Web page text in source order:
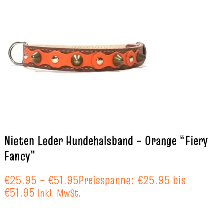
Nieten Leder Hundehalsband – Orange “Fiery
Fancy”
€25.95 – €51.95Preisspanne: €25.95 bis
€51.95 Inkl. MwSt.